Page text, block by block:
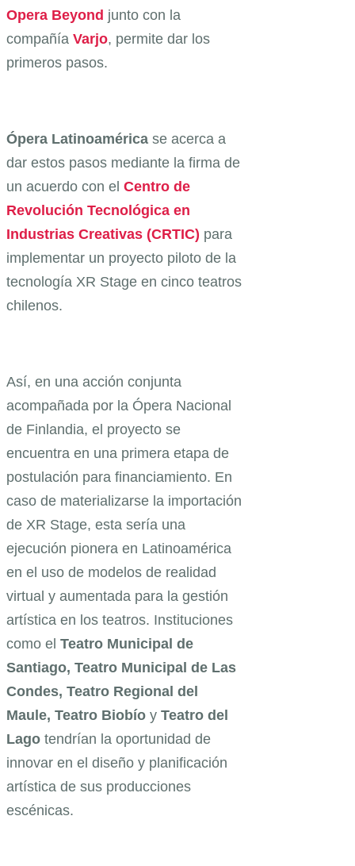
Opera Beyond junto con la
compañía Varjo, permite dar los
primeros pasos.
Ópera Latinoamérica se acerca a
dar estos pasos mediante la firma de
un acuerdo con el Centro de
Revolución Tecnológica en
Industrias Creativas (CRTIC) para
implementar un proyecto piloto de la
tecnología XR Stage en cinco teatros
chilenos.
Así, en una acción conjunta
acompañada por la Ópera Nacional
de Finlandia, el proyecto se
encuentra en una primera etapa de
postulación para financiamiento. En
caso de materializarse la importación
de XR Stage, esta sería una
ejecución pionera en Latinoamérica
en el uso de modelos de realidad
virtual y aumentada para la gestión
artística en los teatros. Instituciones
como el Teatro Municipal de
Santiago, Teatro Municipal de Las
Condes, Teatro Regional del
Maule, Teatro Biobío y Teatro del
Lago tendrían la oportunidad de
innovar en el diseño y planificación
artística de sus producciones
escénicas.